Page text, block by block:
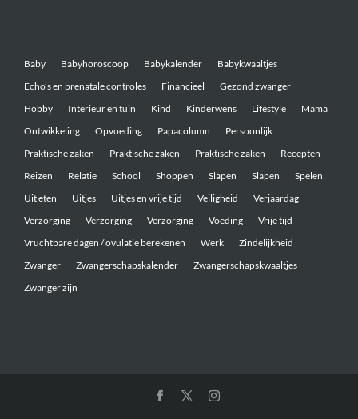
Baby Babyhoroscoop Babykalender
Babykwaaltjes
Echo’s en prenatale controles
Financieel
Gezond zwanger
Hobby
Interieur en tuin Kind Kinderwens Lifestyle
Mama
Ontwikkeling
Opvoeding Papacolumn
Persoonlijk
Praktische zaken
Praktische zaken Praktische zaken
Recepten
Reizen
Relatie School Shoppen Slapen Slapen
Spelen
Uit eten
Uitjes Uitjes en vrije tijd Veiligheid
Verjaardag
Verzorging
Verzorging Verzorging Voeding
Vrije tijd
Vruchtbare dagen / ovulatie berekenen
Werk
Zindelijkheid
Zwanger
Zwangerschapskalender
Zwangerschapskwaaltjes
Zwanger zijn